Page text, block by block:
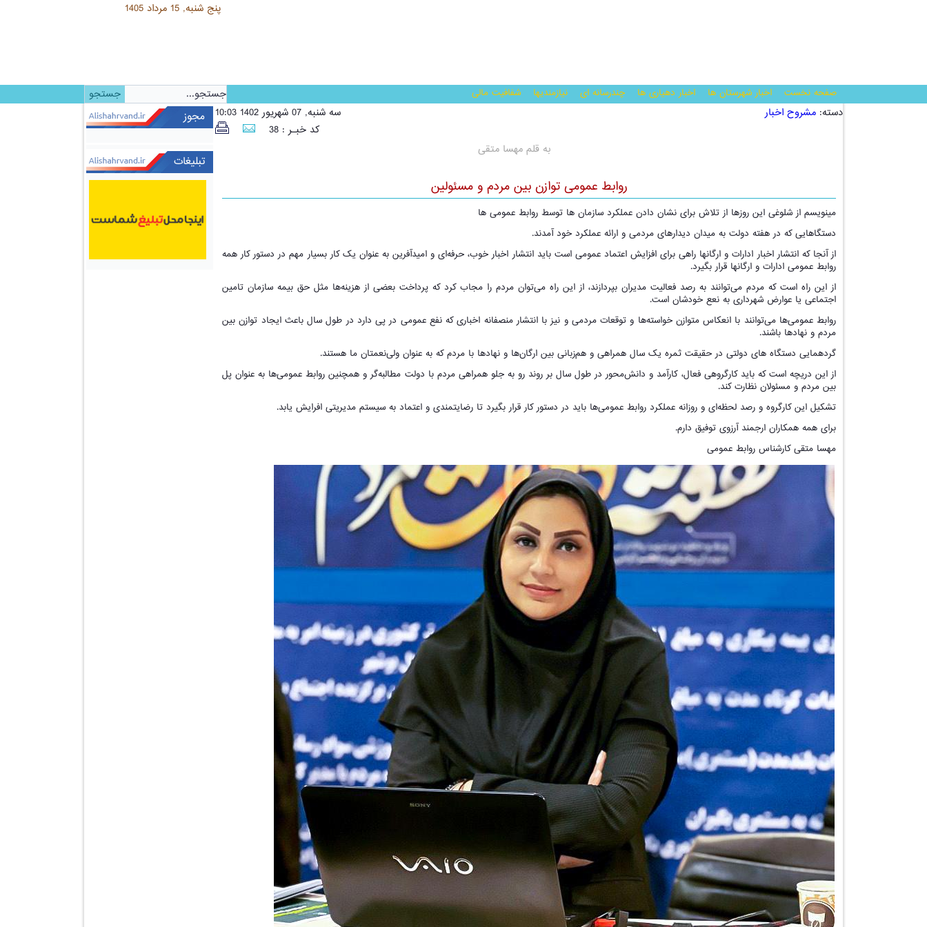
صفحه نخست اخبار شهرستان ها اخبار دهیاری ها چندرسانه ای نیازمندیها شفافیت مالی
پنج شنبه, 15 مرداد 1405
دسته: مشروح اخبار
سه شنبه, 07 شهریور 1402 10:03
کد خبـر : 38
به قلم مهسا متقی
روابط عمومی توازن بین مردم و مسئولین
مینویسم از شلوغی این روزها از تلاش برای نشان دادن عملکرد سازمان ها توسط روابط عمومی ها
دستگاهایی که در هفته دولت به میدان دیدارهای مردمی و ارائه عملکرد خود آمدند.
از آنجا که انتشار اخبار ادارات و ارگانها راهی برای افزایش اعتماد عمومی است باید انتشار اخبار خوب، حرفه‌ای و امیدآفرین به عنوان یک کار بسیار مهم در دستور کار همه
روابط عمومی ادارات و ارگانها قرار بگیرد.
از این راه است که مردم می‌توانند به رصد فعالیت مدیران بپردازند، از این راه می‌توان مردم را مجاب کرد که پرداخت بعضی از هزینه‌ها مثل حق بیمه سازمان تامین
اجتماعی یا عوارض شهرداری به نعع خودشان است.
روابط عمومی‌ها می‌توانند با انعکاس متوازن خواسته‌ها و توقعات مردمی و نیز با انتشار منصفانه اخباری که نفع عمومی در پی دارد در طول سال باعث ایجاد توازن بین
مردم و نهادها باشند.
گردهمایی دستگاه های دولتی در حقیقت ثمره یک سال همراهی و هم‌زبانی بین ارگان‌ها و نهادها با مردم که به عنوان ولی‌نعمتان ما هستند.
از این دریچه است که باید کارگروهی فعال، کارآمد و دانش‌محور در طول سال بر روند رو به جلو همراهی مردم با دولت مطالبه‌گر و همچنین روابط عمومی‌ها به عنوان پل
بین مردم و مسئولان نظارت کند.
تشکیل این کارگروه و رصد لحظه‌ای و روزانه عملکرد روابط عمومی‌ها باید در دستور کار قرار بگیرد تا رضایتمندی و اعتماد به سیستم مدیریتی افرایش یابد.
برای همه همکاران ارجمند آرزوی توفیق دارم.
مهسا متقی کارشناس روابط عمومی
مجوز
تبلیغات